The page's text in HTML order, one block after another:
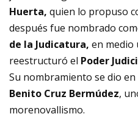
Huerta, quien lo propuso
después fue nombrado
de la Judicatura, en medio
reestructuró el Poder
Su nombramiento se dio
Benito Cruz Bermúdez,
morenovallismo.